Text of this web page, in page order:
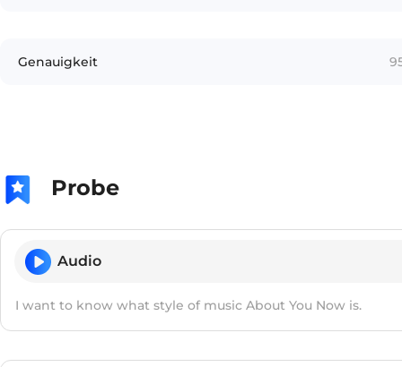
Genauigkeit
Probe
Audio
I want to know what style of music About You Now is.